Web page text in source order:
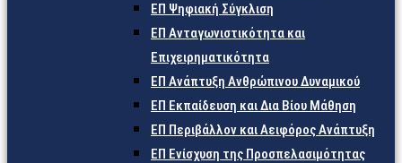
ΕΠ Ψηφιακή Σύγκλιση
ΕΠ Ανταγωνιστικότητα και
Επιχειρηματικότητα
ΕΠ Ανάπτυξη Ανθρώπινου Δυναμικού
ΕΠ Εκπαίδευση και Δια Βίου Μάθηση
ΕΠ Περιβάλλον και Αειφόρος Ανάπτυξη
ΕΠ Ενίσχυση της Προσπελασιμότητας